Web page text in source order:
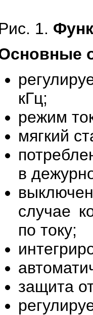
1.
кГц;
режим
мягкий
в
случае
по току;
защита